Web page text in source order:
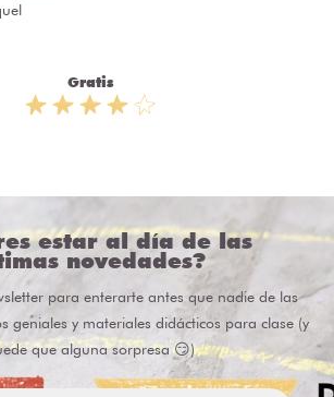
Gratis
estar al día de las
novedades?
para enterarte antes que nadie de las
geniales y materiales didácticos para clase (y
que alguna sorpresa 😏)